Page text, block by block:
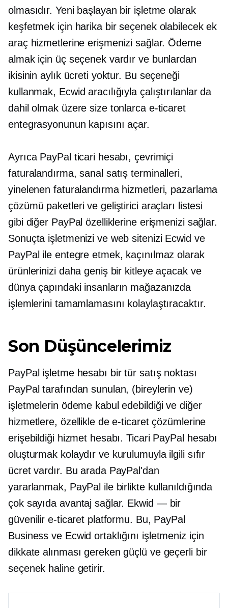
olmasıdır. Yeni başlayan bir işletme olarak
keşfetmek için harika bir seçenek olabilecek ek
araç hizmetlerine erişmenizi sağlar. Ödeme
almak için üç seçenek vardır ve bunlardan
ikisinin aylık ücreti yoktur. Bu seçeneği
kullanmak, Ecwid aracılığıyla çalıştırılanlar da
dahil olmak üzere size tonlarca e-ticaret
entegrasyonunun kapısını açar.
Ayrıca PayPal ticari hesabı, çevrimiçi
faturalandırma, sanal satış terminalleri,
yinelenen faturalandırma hizmetleri, pazarlama
çözümü paketleri ve geliştirici araçları listesi
gibi diğer PayPal özelliklerine erişmenizi sağlar.
Sonuçta işletmenizi ve web sitenizi Ecwid ve
PayPal ile entegre etmek, kaçınılmaz olarak
ürünlerinizi daha geniş bir kitleye açacak ve
dünya çapındaki insanların mağazanızda
işlemlerini tamamlamasını kolaylaştıracaktır.
Son Düşüncelerimiz
PayPal işletme hesabı bir tür satış noktası
PayPal tarafından sunulan, (bireylerin ve)
işletmelerin ödeme kabul edebildiği ve diğer
hizmetlere, özellikle de e-ticaret çözümlerine
erişebildiği hizmet hesabı. Ticari PayPal hesabı
oluşturmak kolaydır ve kurulumuyla ilgili sıfır
ücret vardır. Bu arada PayPal'dan
yararlanmak, PayPal ile birlikte kullanıldığında
çok sayıda avantaj sağlar. Ekwid — bir
güvenilir e-ticaret platformu. Bu, PayPal
Business ve Ecwid ortaklığını işletmeniz için
dikkate alınması gereken güçlü ve geçerli bir
seçenek haline getirir.